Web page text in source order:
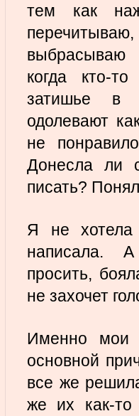
тем как
выбрасываю
когда кто-
затишье в
одолевают
не
Донесла ли
писать?
Я не хотела
написала. А
просить,
не захочет
Именно мои
основной
все же
же их как-то